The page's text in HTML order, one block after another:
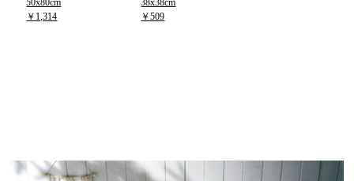
50x80cm
￥1,314
38x38cm
￥509